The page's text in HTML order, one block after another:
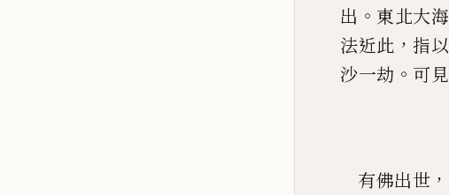
出 。 東北大
法近此 ， 指
沙一劫 。 可
有佛出世 ，